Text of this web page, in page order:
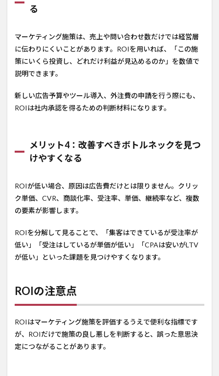
る
マーケティング施策は、売上や問い合わせ数だけでは経営層
に伝わりにくいことがあります。ROIを用いれば、「この施
策にいくら投資し、どれだけ利益が見込めるのか」を数値で
説明できます。
新しい広告予算やツール導入、外注費の申請を行う際にも、
ROIは社内承認を得るための判断材料になります。
メリット4：改善すべきボトルネックを見つ
けやすくなる
ROIが低い場合、原因は広告費だけとは限りません。クリッ
ク単価、CVR、商談化率、受注率、単価、継続率など、複数
の要素が影響します。
ROIを分解して見ることで、「集客はできているが受注率が
低い」「受注はしているが単価が低い」「CPAは安いがLTV
が低い」といった課題を見つけやすくなります。
ROIの注意点
ROIはマーケティング施策を評価するうえで便利な指標です
が、ROIだけで施策の良し悪しを判断すると、誤った意思決
定につながることがあります。